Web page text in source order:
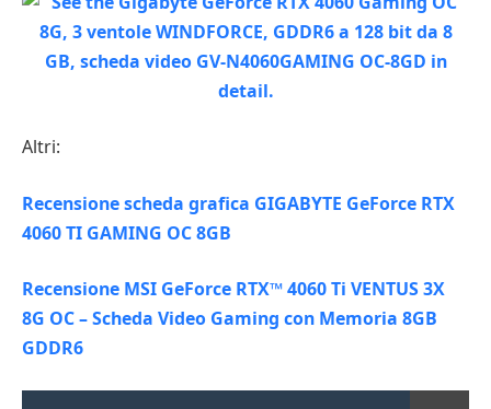
Altri:
Recensione scheda grafica GIGABYTE GeForce RTX
4060 TI GAMING OC 8GB
Recensione MSI GeForce RTX™ 4060 Ti VENTUS 3X
8G OC – Scheda Video Gaming con Memoria 8GB
GDDR6